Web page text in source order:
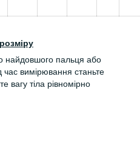
найдовшого пальця або
час вимірювання станьте
вагу тіла рівномірно